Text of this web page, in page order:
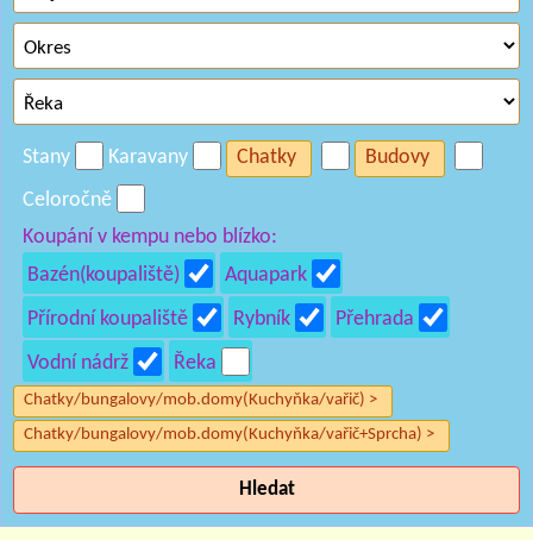
Stany Karavany Chatky
Budovy
Celoročně
Koupání v kempu nebo blízko:
Bazén(koupaliště)
Aquapark
Přírodní koupaliště
Rybník
Přehrada
Vodní nádrž
Řeka
Chatky/bungalovy/mob.domy(Kuchyňka/vařič) >
Chatky/bungalovy/mob.domy(Kuchyňka/vařič+Sprcha) >
Hledat